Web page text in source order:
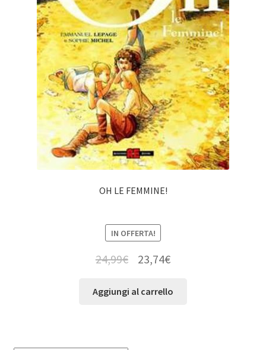
OH LE FEMMINE!
IN OFFERTA!
24,99€ 23,74€
Aggiungi al carrello